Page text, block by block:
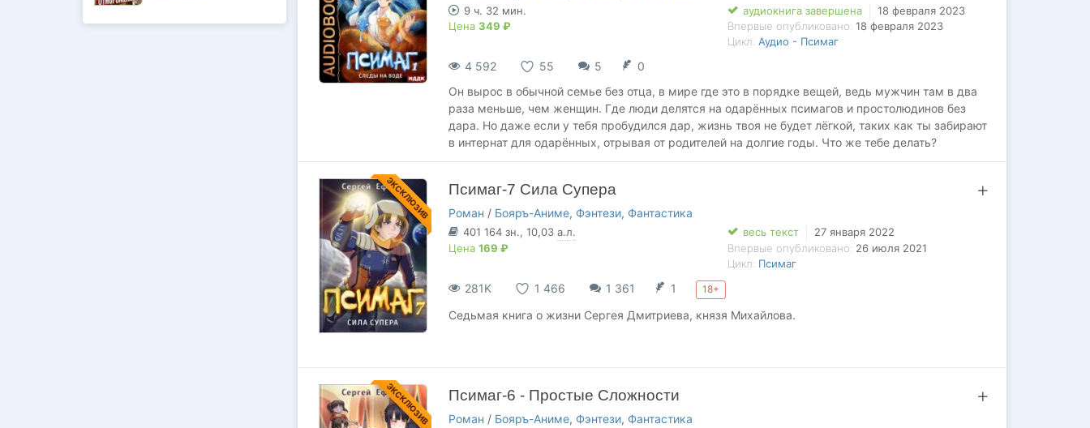
9 ч. 32 мин.
Цена 349 ₽
аудиокнига завершена
18 февраля 2023
Впервые опубликовано: 18 февраля 2023
Цикл: Аудио - Псимаг
4 592 55 5
0
Он вырос в обычной семье без отца, в мире где это в порядке вещей, ведь мужчин там в два
раза меньше, чем женщин. Где люди делятся на одарённых псимагов и простолюдинов без
дара. Но даже если у тебя пробудился дар, жизнь твоя не будет лёгкой, таких как ты забирают
в интернат для одарённых, отрывая от родителей на долгие годы. Что же тебе делать?
ЭКСКЛЮЗИВ Псимаг-7 Сила Супера
Роман / Бояръ-Аниме, Фэнтези, Фантастика
401 164 зн., 10,03 а.л.
Цена 169 ₽
весь текст
27 января 2022
Впервые опубликовано: 26 июля 2021
Цикл: Псимаг
281K 1 466 1 361 1 18+
Седьмая книга о жизни Сергея Дмитриева, князя Михайлова.
ЭКСКЛЮЗИВ Псимаг-6 - Простые Сложности
Роман / Бояръ-Аниме, Фэнтези, Фантастика